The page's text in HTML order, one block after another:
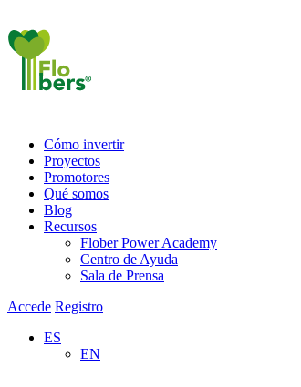
Cómo invertir
Proyectos
Promotores
Qué somos
Blog
Recursos
Flober Power Academy
Centro de Ayuda
Sala de Prensa
Accede Registro
ES
EN